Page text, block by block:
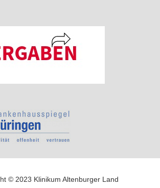
© 2023 Klinikum Altenburger Land